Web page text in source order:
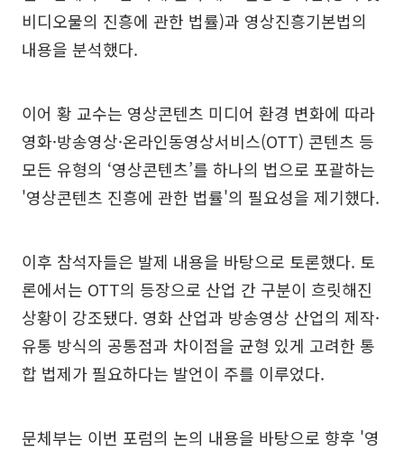
비디오물의 진흥에 관한 법률)과 영상진흥기본법의
내용을 분석했다.
이어 황 교수는 영상콘텐츠 미디어 환경 변화에 따라
영화·방송영상·온라인동영상서비스(OTT) 콘텐츠 등
모든 유형의 ‘영상콘텐츠’를 하나의 법으로 포괄하는
'영상콘텐츠 진흥에 관한 법률'의 필요성을 제기했다.
이후 참석자들은 발제 내용을 바탕으로 토론했다. 토
론에서는 OTT의 등장으로 산업 간 구분이 흐릿해진
상황이 강조됐다. 영화 산업과 방송영상 산업의 제작·
유통 방식의 공통점과 차이점을 균형 있게 고려한 통
합 법제가 필요하다는 발언이 주를 이루었다.
문체부는 이번 포럼의 논의 내용을 바탕으로 향후 '영